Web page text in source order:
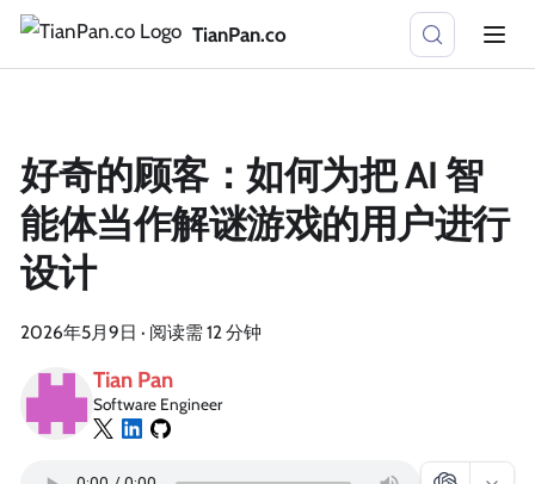
TianPan.co
好奇的顾客：如何为把 AI 智
能体当作解谜游戏的用户进行
设计
2026年5月9日 · 阅读需 12 分钟
Tian Pan
Software Engineer